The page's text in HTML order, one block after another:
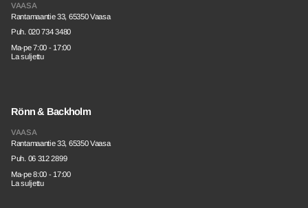
VAASA
Rantamaantie 33, 65350 Vaasa
Puh. 020 734 3480
Ma-pe 7:00 - 17:00
La suljettu
Rönn & Backholm
VAASA
Rantamaantie 33, 65350 Vaasa
Puh. 06 312 2899
Ma-pe 8:00 - 17:00
La suljettu